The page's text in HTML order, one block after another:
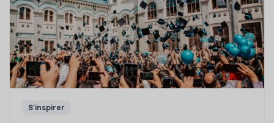
S'inspirer